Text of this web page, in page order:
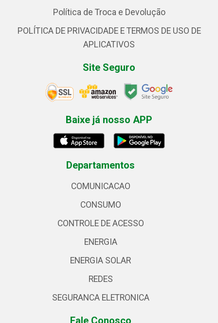
Política de Troca e Devolução
POLÍTICA DE PRIVACIDADE E TERMOS DE USO DE
APLICATIVOS
Site Seguro
Baixe já nosso APP
Departamentos
COMUNICACAO
CONSUMO
CONTROLE DE ACESSO
ENERGIA
ENERGIA SOLAR
REDES
SEGURANCA ELETRONICA